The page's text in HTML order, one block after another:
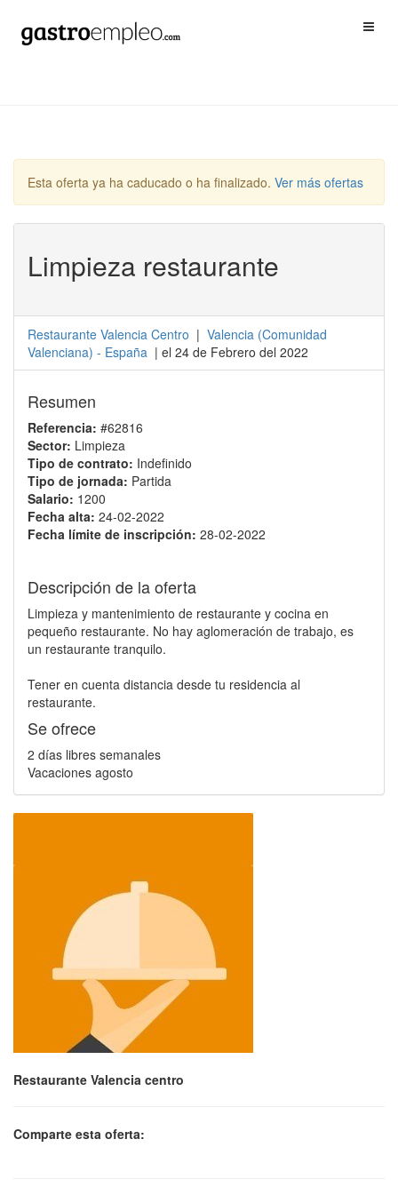
Esta oferta ya ha caducado o ha finalizado. Ver más ofertas
Limpieza restaurante
Restaurante Valencia Centro | Valencia (Comunidad
Valenciana) - España | el 24 de Febrero del 2022
Resumen
Referencia: #62816
Sector: Limpieza
Tipo de contrato: Indefinido
Tipo de jornada: Partida
Salario: 1200
Fecha alta: 24-02-2022
Fecha límite de inscripción: 28-02-2022
Descripción de la oferta
Limpieza y mantenimiento de restaurante y cocina en
pequeño restaurante. No hay aglomeración de trabajo, es
un restaurante tranquilo.
Tener en cuenta distancia desde tu residencia al
restaurante.
Se ofrece
2 días libres semanales
Vacaciones agosto
Restaurante Valencia centro
Comparte esta oferta: